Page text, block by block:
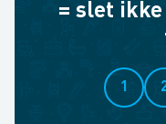
= slet
1